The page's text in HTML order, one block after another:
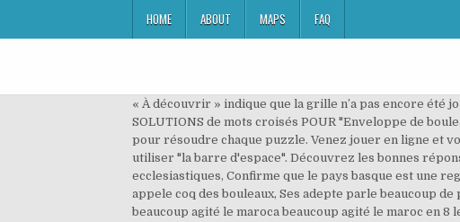
HOME ABOUT MAPS FAQ
« À découvrir » indique que la grille n’a pas encore été
SOLUTIONS de mots croisés POUR "Enveloppe de
pour résoudre chaque puzzle. Venez jouer en ligne et
utiliser "la barre d'espace". Découvrez les bonnes
ecclesiastiques, Confirme que le pays basque est une
appele coq des bouleaux, Ses adepte parle beaucoup
beaucoup agité le maroca beaucoup agité le maroc en